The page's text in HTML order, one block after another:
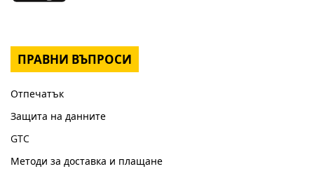
ПРАВНИ ВЪПРОСИ
Отпечатък
Защита на данните
GTC
Методи за доставка и плащане